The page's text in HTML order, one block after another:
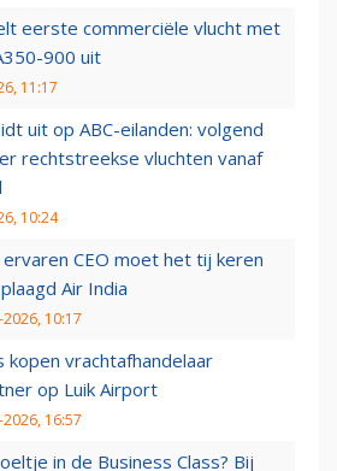
eerste commerciële vlucht met
900 uit
11:17
uit op ABC-eilanden: volgend
rechtstreekse vluchten vanaf
10:24
CEO moet het tij keren
Air India
10:17
kopen vrachtafhandelaar
op Luik Airport
16:57
in de Business Class? Bij